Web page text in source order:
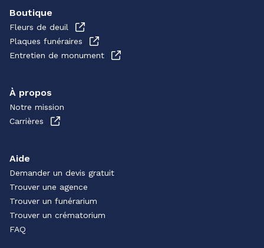
Boutique
Fleurs de deuil
Plaques funéraires
Entretien de monument
À propos
Notre mission
Carrières
Aide
Demander un devis gratuit
Trouver une agence
Trouver un funérarium
Trouver un crématorium
FAQ